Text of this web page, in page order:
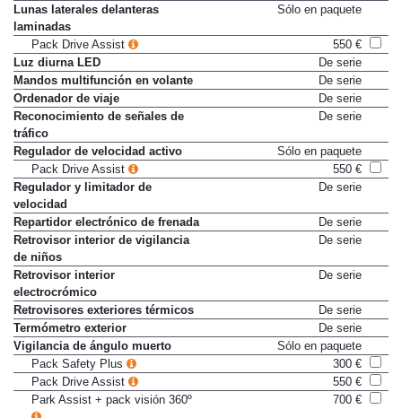
Lunas laterales delanteras
laminadas
Sólo en paquete
Pack Drive Assist
550 €
Luz diurna LED
De serie
Mandos multifunción en volante
De serie
Ordenador de viaje
De serie
Reconocimiento de señales de
tráfico
De serie
Regulador de velocidad activo
Sólo en paquete
Pack Drive Assist
550 €
Regulador y limitador de
velocidad
De serie
Repartidor electrónico de frenada
De serie
Retrovisor interior de vigilancia
de niños
De serie
Retrovisor interior
electrocrómico
De serie
Retrovisores exteriores térmicos
De serie
Termómetro exterior
De serie
Vigilancia de ángulo muerto
Sólo en paquete
Pack Safety Plus
300 €
Pack Drive Assist
550 €
Park Assist + pack visión 360º
700 €